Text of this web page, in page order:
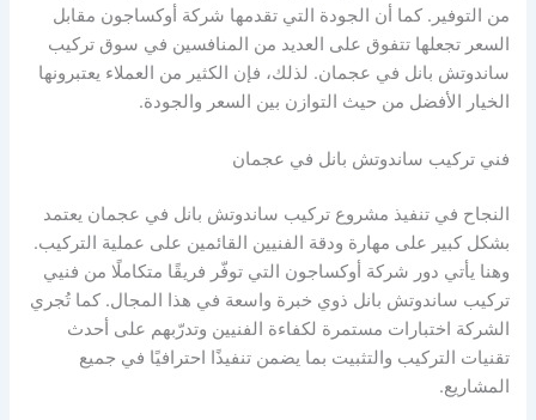
من التوفير. كما أن الجودة التي تقدمها شركة أوكساجون مقابل
السعر تجعلها تتفوق على العديد من المنافسين في سوق تركيب
ساندوتش بانل في عجمان. لذلك، فإن الكثير من العملاء يعتبرونها
الخيار الأفضل من حيث التوازن بين السعر والجودة.
فني تركيب ساندوتش بانل في عجمان
النجاح في تنفيذ مشروع تركيب ساندوتش بانل في عجمان يعتمد
بشكل كبير على مهارة ودقة الفنيين القائمين على عملية التركيب.
وهنا يأتي دور شركة أوكساجون التي توفّر فريقًا متكاملًا من فنيي
تركيب ساندوتش بانل ذوي خبرة واسعة في هذا المجال. كما تُجري
الشركة اختبارات مستمرة لكفاءة الفنيين وتدرّبهم على أحدث
تقنيات التركيب والتثبيت بما يضمن تنفيذًا احترافيًا في جميع
المشاريع.